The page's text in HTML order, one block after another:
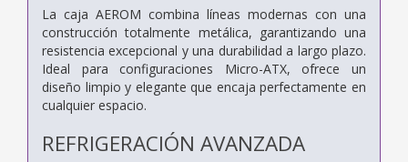
La caja AEROM combina líneas modernas con una
construcción totalmente metálica, garantizando una
resistencia excepcional y una durabilidad a largo plazo.
Ideal para configuraciones Micro-ATX, ofrece un
diseño limpio y elegante que encaja perfectamente en
cualquier espacio.
REFRIGERACIÓN AVANZADA